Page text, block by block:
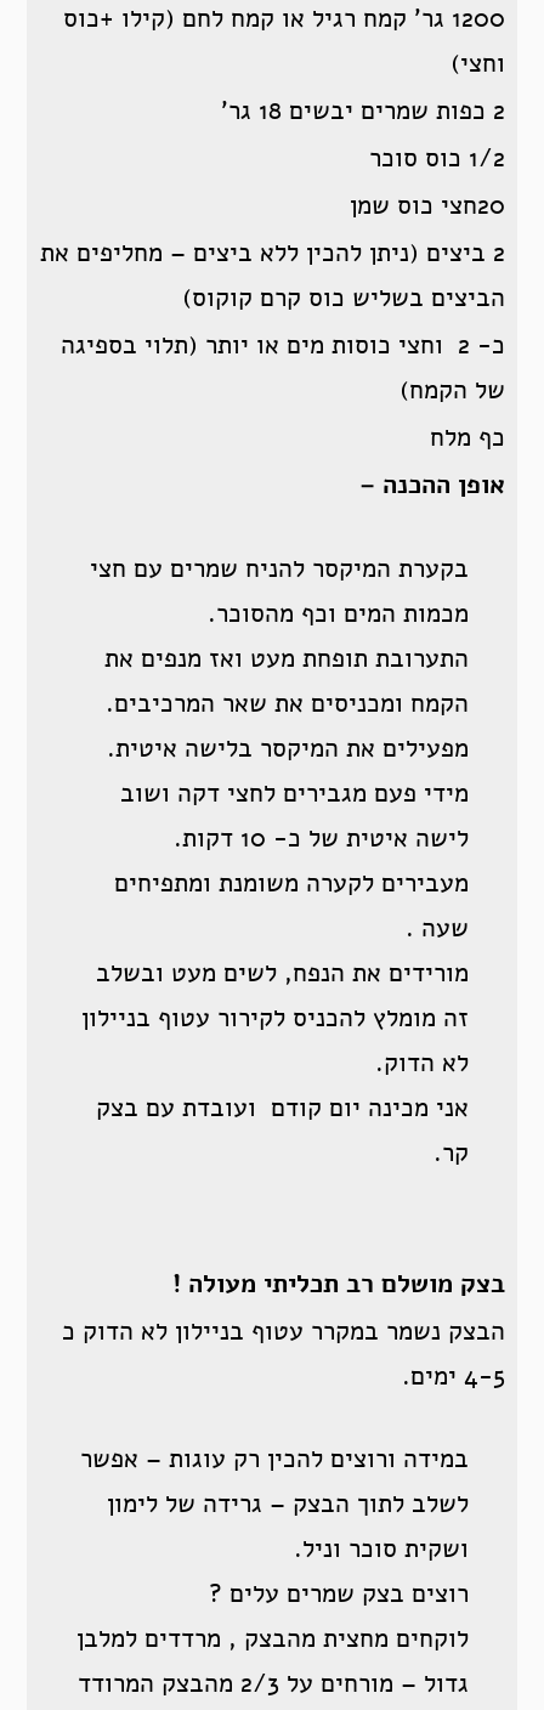
1200 גר’ קמח רגיל או קמח לחם (קילו +כוס
וחצי)
2 כפות שמרים יבשים 18 גר’
1/2 כוס סוכר
20חצי כוס שמן
2 ביצים (ניתן להכין ללא ביצים – מחליפים את
הביצים בשליש כוס קרם קוקוס)
כ- 2 וחצי כוסות מים או יותר (תלוי בספיגה
של הקמח)
כף מלח
אופן ההכנה –
בקערת המיקסר להניח שמרים עם חצי
מכמות המים וכף מהסוכר.
התערובת תופחת מעט ואז מנפים את
הקמח ומכניסים את שאר המרכיבים.
מפעילים את המיקסר בלישה איטית.
מידי פעם מגבירים לחצי דקה ושוב
לישה איטית של כ- 10 דקות.
מעבירים לקערה משומנת ומתפיחים
שעה .
מורידים את הנפח, לשים מעט ובשלב
זה מומלץ להכניס לקירור עטוף בניילון
לא הדוק.
אני מכינה יום קודם ועובדת עם בצק
קר.
בצק מושלם רב תכליתי מעולה !
הבצק נשמר במקרר עטוף בניילון לא הדוק כ
4-5 ימים.
במידה ורוצים להכין רק עוגות – אפשר
לשלב לתוך הבצק – גרידה של לימון
ושקית סוכר וניל.
רוצים בצק שמרים עלים ?
לוקחים מחצית מהבצק , מרדדים למלבן
גדול – מורחים על 2/3 מהבצק המרודד